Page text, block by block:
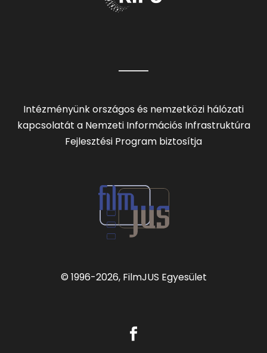
Intézményünk országos és nemzetközi hálózati
kapcsolatát a Nemzeti Információs Infrastruktúra
Fejlesztési Program biztosítja
© 1996-2026, FilmJUS Egyesület